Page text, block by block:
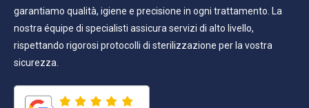
garantiamo qualità, igiene e precisione in ogni trattamento. La
nostra équipe di specialisti assicura servizi di alto livello,
rispettando rigorosi protocolli di sterilizzazione per la vostra
sicurezza.